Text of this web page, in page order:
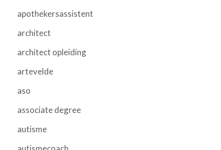
apothekersassistent
architect
architect opleiding
artevelde
aso
associate degree
autisme